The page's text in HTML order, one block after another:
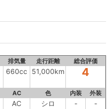
排気量 走行距離 総合評価
660cc 51,000km 4
AC 色 内装 外装
AC シロ - -